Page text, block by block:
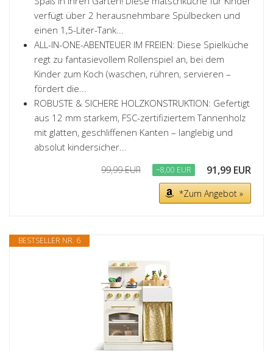
verfügt über 2 herausnehmbare Spülbecken und
einen 1,5-Liter-Tank...
ALL-IN-ONE-ABENTEUER IM FREIEN: Diese Spielküche
regt zu fantasievollem Rollenspiel an, bei dem
Kinder zum Koch (waschen, rühren, servieren –
fördert die...
ROBUSTE & SICHERE HOLZKONSTRUKTION: Gefertigt
aus 12 mm starkem, FSC-zertifiziertem Tannenholz
mit glatten, geschliffenen Kanten – langlebig und
absolut kindersicher...
99,99 EUR −8,00 EUR 91,99 EUR
*Zum Angebot »
BESTSELLER NR. 6